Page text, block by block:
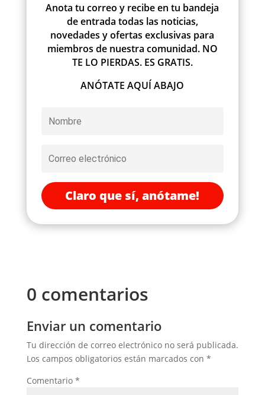
Anota tu correo y recibe en tu bandeja
de entrada todas las noticias,
novedades y ofertas exclusivas para
miembros de nuestra comunidad. NO
TE LO PIERDAS. ES GRATIS.
ANÓTATE AQUÍ ABAJO
Claro que sí, anótame!
0 comentarios
Enviar un comentario
Tu dirección de correo electrónico no será publicada.
Los campos obligatorios están marcados con *
Comentario *